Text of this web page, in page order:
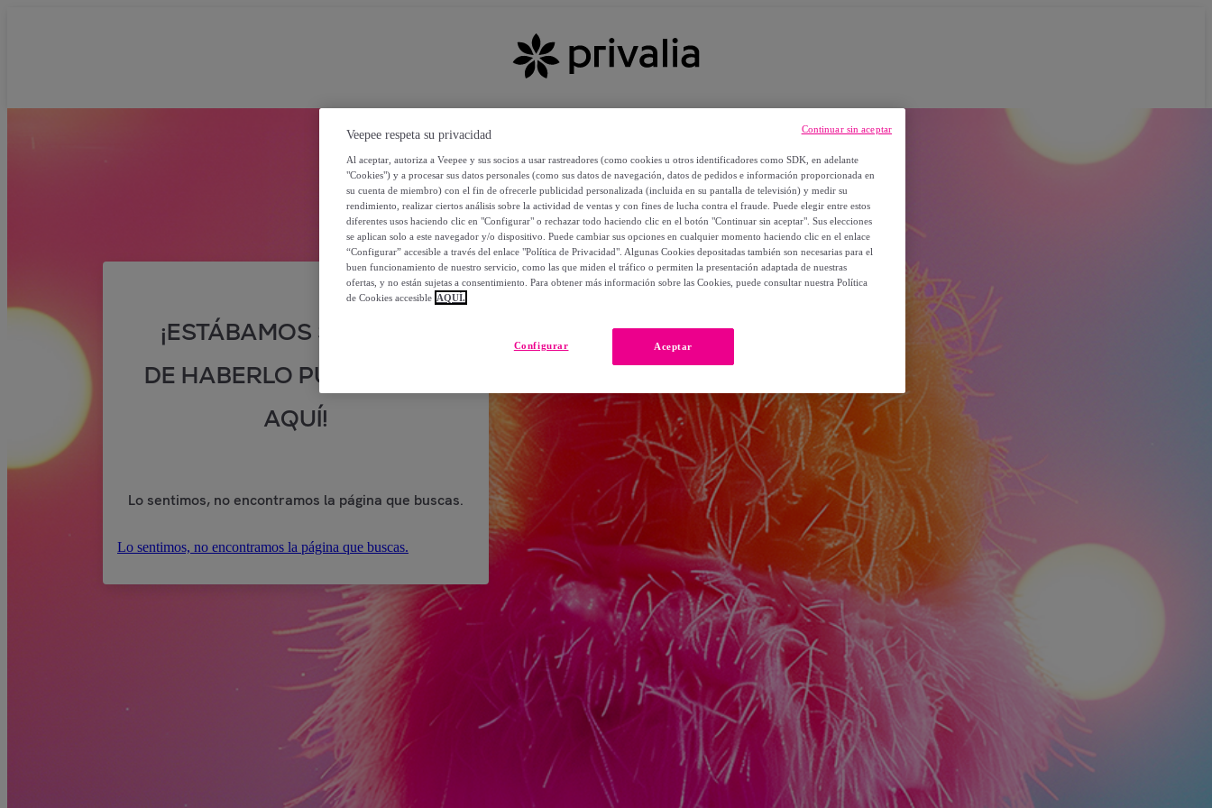
¡ESTÁBAMOS SEGUROS
DE HABERLO PUESTO POR
AQUÍ!
Lo sentimos, no encontramos la página que buscas.
Lo sentimos, no encontramos la página que buscas.
Veepee respeta su privacidad
Al aceptar, autoriza a Veepee y sus socios a usar rastreadores (como cookies u otros identificadores como SDK, en adelante
"Cookies") y a procesar sus datos personales (como sus datos de navegación, datos de pedidos e información proporcionada en
su cuenta de miembro) con el fin de ofrecerle publicidad personalizada (incluida en su pantalla de televisión) y medir su
rendimiento, realizar ciertos análisis sobre la actividad de ventas y con fines de lucha contra el fraude. Puede elegir entre estos
diferentes usos haciendo clic en "Configurar" o rechazar todo haciendo clic en el botón "Continuar sin aceptar". Sus elecciones
se aplican solo a este navegador y/o dispositivo. Puede cambiar sus opciones en cualquier momento haciendo clic en el enlace
“Configurar” accesible a través del enlace "Política de Privacidad". Algunas Cookies depositadas también son necesarias para el
buen funcionamiento de nuestro servicio, como las que miden el tráfico o permiten la presentación adaptada de nuestras
ofertas, y no están sujetas a consentimiento. Para obtener más información sobre las Cookies, puede consultar nuestra Política
de Cookies accesible AQUÍ.
Aceptar
Configurar
Continuar sin aceptar